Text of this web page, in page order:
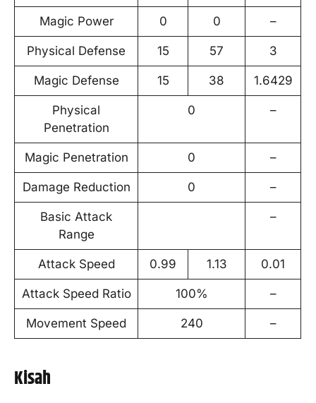
Magic Power 0 0 –
Physical Defense 15 57 3
Magic Defense 15 38 1.6429
Physical
Penetration
0 –
Magic Penetration 0 –
Damage Reduction 0 –
Basic Attack
Range
–
Attack Speed 0.99 1.13 0.01
Attack Speed Ratio 100% –
Movement Speed 240 –
Kisah